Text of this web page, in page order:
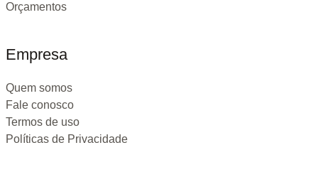
Orçamentos
Empresa
Quem somos
Fale conosco
Termos de uso
Políticas de Privacidade